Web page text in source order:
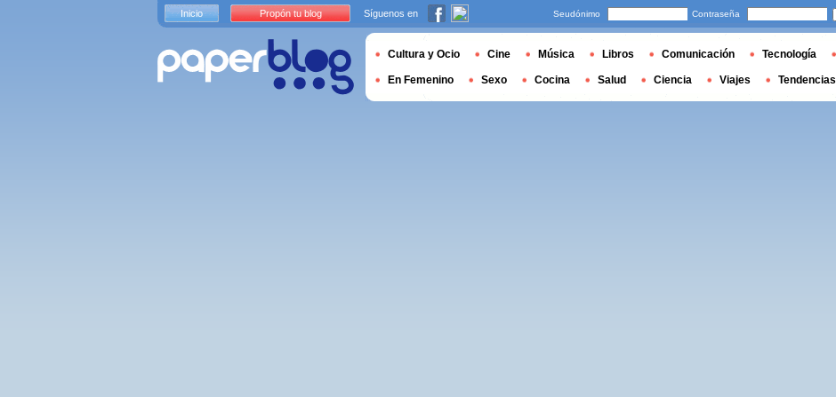
Inicio Propón tu blog Síguenos en Seudónimo Contraseña
Cultura y Ocio Cine Música Libros Comunicación Tecnología
En Femenino Sexo Cocina Salud Ciencia Viajes Tendencias